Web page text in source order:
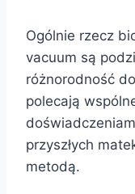
Ogólnie rzecz
vacuum są
różnorodność
polecają
przyszłych
metodą.